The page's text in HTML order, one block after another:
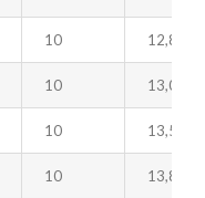
10 12,84
10 13,04
10 13,55
10 13,88